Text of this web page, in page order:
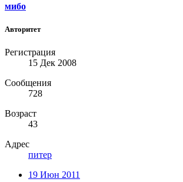
мибо
Авторитет
Регистрация
15 Дек 2008
Сообщения
728
Возраст
43
Адрес
питер
19 Июн 2011